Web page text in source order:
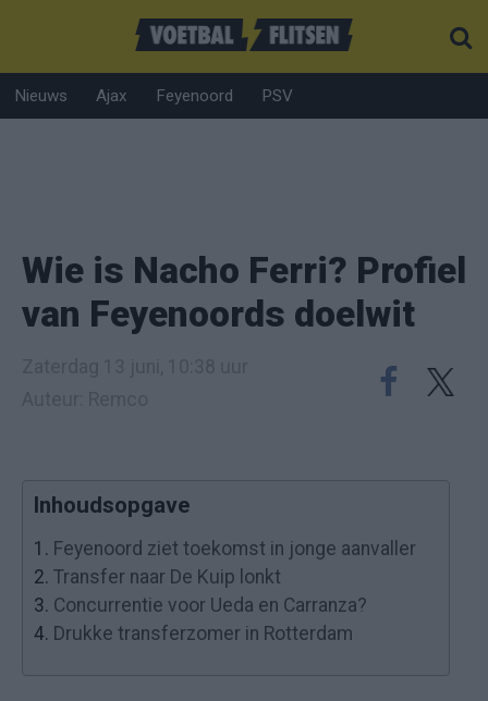
Nieuws Ajax Feyenoord PSV
Wie is Nacho Ferri? Profiel
van Feyenoords doelwit
Inhoudsopgave
1. Feyenoord ziet toekomst in jonge aanvaller
2. Transfer naar De Kuip lonkt
3. Concurrentie voor Ueda en Carranza?
4. Drukke transferzomer in Rotterdam